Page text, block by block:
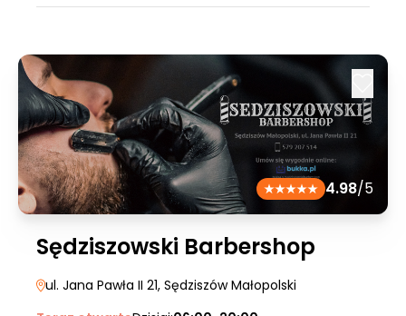
4.98/5
Sędziszowski Barbershop
ul. Jana Pawła II 21, Sędziszów Małopolski